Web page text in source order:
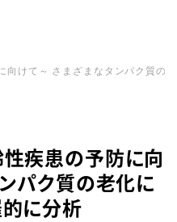
向けて～ さまざまなタンパク質の
疾患の予防に向
パク質の老化に
に分析